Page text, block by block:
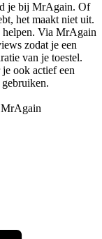
je bij MrAgain. Of
het maakt niet uit.
helpen. Via MrAgain
zodat je een
van je toestel.
ook actief een